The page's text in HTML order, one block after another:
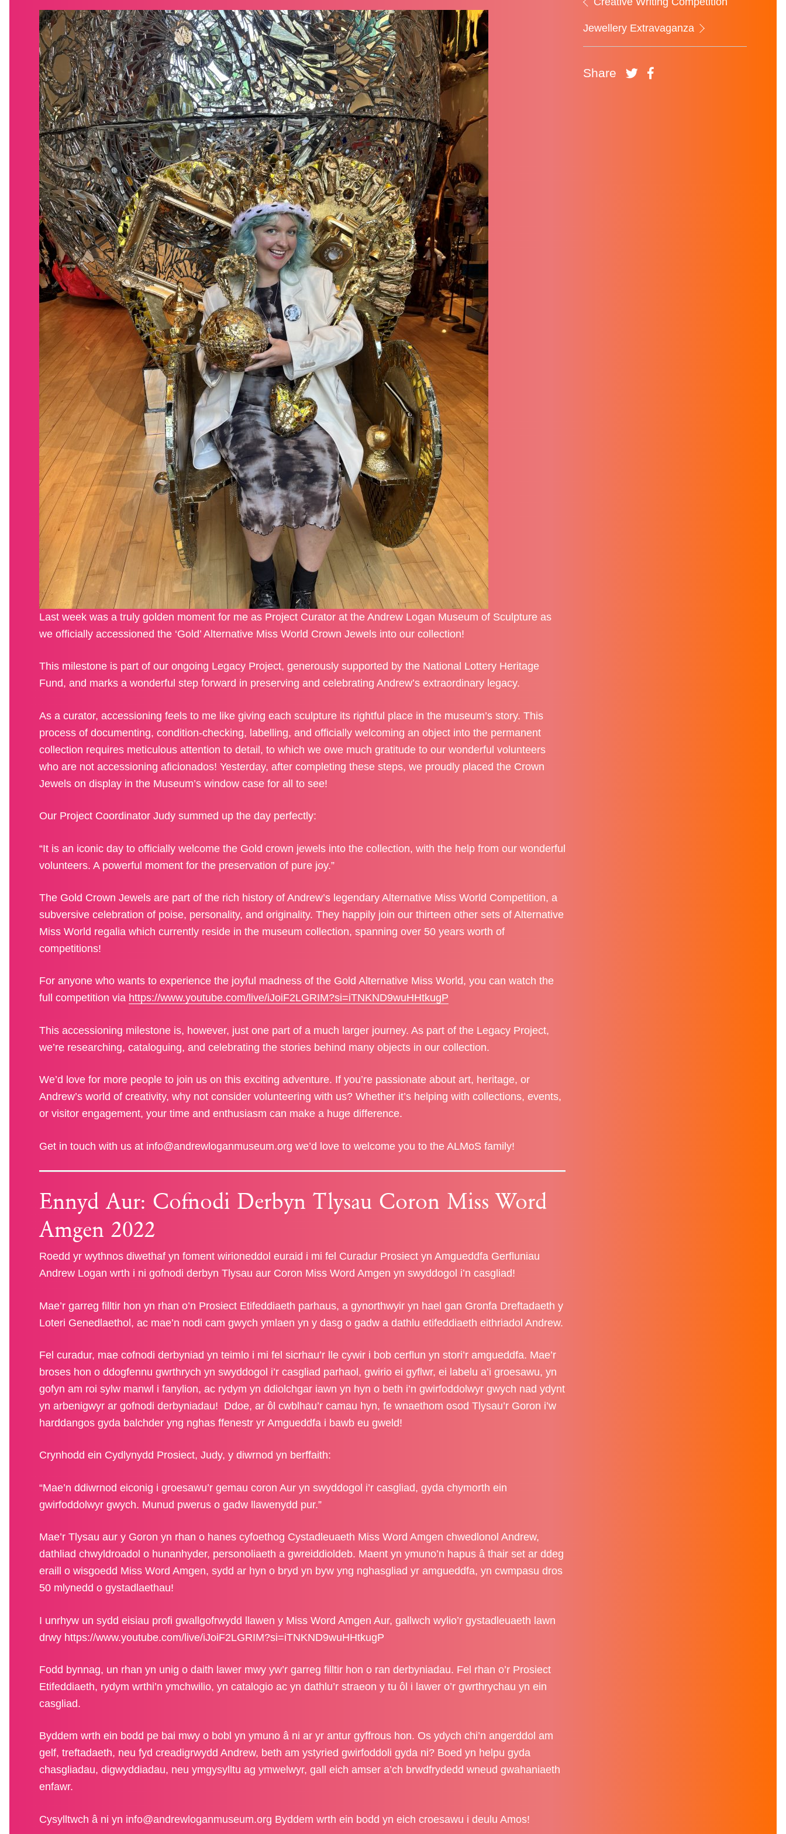
WHAT’S ON
VISIT
VENUE HIRE
BLOG
GET INVOLVED
CONTACT
Last week was a truly golden moment for me as Project Curator at the Andrew Logan Museum of Sculpture as
we officially accessioned the ‘Gold’ Alternative Miss World Crown Jewels into our collection!
This milestone is part of our ongoing Legacy Project, generously supported by the National Lottery Heritage
Fund, and marks a wonderful step forward in preserving and celebrating Andrew’s extraordinary legacy.
As a curator, accessioning feels to me like giving each sculpture its rightful place in the museum’s story. This
process of documenting, condition-checking, labelling, and officially welcoming an object into the permanent
collection requires meticulous attention to detail, to which we owe much gratitude to our wonderful volunteers
who are not accessioning aficionados! Yesterday, after completing these steps, we proudly placed the Crown
Jewels on display in the Museum’s window case for all to see!
Our Project Coordinator Judy summed up the day perfectly:
“It is an iconic day to officially welcome the Gold crown jewels into the collection, with the help from our wonderful
volunteers. A powerful moment for the preservation of pure joy.”
The Gold Crown Jewels are part of the rich history of Andrew’s legendary Alternative Miss World Competition, a
subversive celebration of poise, personality, and originality. They happily join our thirteen other sets of Alternative
Miss World regalia which currently reside in the museum collection, spanning over 50 years worth of
competitions!
For anyone who wants to experience the joyful madness of the Gold Alternative Miss World, you can watch the
full competition via https://www.youtube.com/live/iJoiF2LGRIM?si=iTNKND9wuHHtkugP
This accessioning milestone is, however, just one part of a much larger journey. As part of the Legacy Project,
we’re researching, cataloguing, and celebrating the stories behind many objects in our collection.
We’d love for more people to join us on this exciting adventure. If you’re passionate about art, heritage, or
Andrew’s world of creativity, why not consider volunteering with us? Whether it’s helping with collections, events,
or visitor engagement, your time and enthusiasm can make a huge difference.
Get in touch with us at info@andrewloganmuseum.org we’d love to welcome you to the ALMoS family!
Ennyd Aur: Cofnodi Derbyn Tlysau Coron Miss Word
Amgen 2022
Roedd yr wythnos diwethaf yn foment wirioneddol euraid i mi fel Curadur Prosiect yn Amgueddfa Gerfluniau
Andrew Logan wrth i ni gofnodi derbyn Tlysau aur Coron Miss Word Amgen yn swyddogol i’n casgliad!
Mae’r garreg filltir hon yn rhan o’n Prosiect Etifeddiaeth parhaus, a gynorthwyir yn hael gan Gronfa Dreftadaeth y
Loteri Genedlaethol, ac mae’n nodi cam gwych ymlaen yn y dasg o gadw a dathlu etifeddiaeth eithriadol Andrew.
Fel curadur, mae cofnodi derbyniad yn teimlo i mi fel sicrhau’r lle cywir i bob cerflun yn stori’r amgueddfa. Mae’r
broses hon o ddogfennu gwrthrych yn swyddogol i’r casgliad parhaol, gwirio ei gyflwr, ei labelu a’i groesawu, yn
gofyn am roi sylw manwl i fanylion, ac rydym yn ddiolchgar iawn yn hyn o beth i’n gwirfoddolwyr gwych nad ydynt
yn arbenigwyr ar gofnodi derbyniadau! Ddoe, ar ôl cwblhau’r camau hyn, fe wnaethom osod Tlysau’r Goron i’w
harddangos gyda balchder yng nghas ffenestr yr Amgueddfa i bawb eu gweld!
Crynhodd ein Cydlynydd Prosiect, Judy, y diwrnod yn berffaith:
“Mae’n ddiwrnod eiconig i groesawu’r gemau coron Aur yn swyddogol i’r casgliad, gyda chymorth ein
gwirfoddolwyr gwych. Munud pwerus o gadw llawenydd pur.”
Mae’r Tlysau aur y Goron yn rhan o hanes cyfoethog Cystadleuaeth Miss Word Amgen chwedlonol Andrew,
dathliad chwyldroadol o hunanhyder, personoliaeth a gwreiddioldeb. Maent yn ymuno’n hapus â thair set ar ddeg
eraill o wisgoedd Miss Word Amgen, sydd ar hyn o bryd yn byw yng nghasgliad yr amgueddfa, yn cwmpasu dros
50 mlynedd o gystadlaethau!
I unrhyw un sydd eisiau profi gwallgofrwydd llawen y Miss Word Amgen Aur, gallwch wylio’r gystadleuaeth lawn
drwy https://www.youtube.com/live/iJoiF2LGRIM?si=iTNKND9wuHHtkugP
Fodd bynnag, un rhan yn unig o daith lawer mwy yw’r garreg filltir hon o ran derbyniadau. Fel rhan o’r Prosiect
Etifeddiaeth, rydym wrthi’n ymchwilio, yn catalogio ac yn dathlu’r straeon y tu ôl i lawer o’r gwrthrychau yn ein
casgliad.
Byddem wrth ein bodd pe bai mwy o bobl yn ymuno â ni ar yr antur gyffrous hon. Os ydych chi’n angerddol am
gelf, treftadaeth, neu fyd creadigrwydd Andrew, beth am ystyried gwirfoddoli gyda ni? Boed yn helpu gyda
chasgliadau, digwyddiadau, neu ymgysylltu ag ymwelwyr, gall eich amser a’ch brwdfrydedd wneud gwahaniaeth
enfawr.
Cysylltwch â ni yn info@andrewloganmuseum.org Byddem wrth ein bodd yn eich croesawu i deulu Amos!
Jewellery Extravaganza
Share